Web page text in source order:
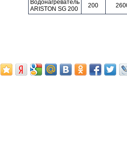
Водонагреватель
ARISTON SG 200
200